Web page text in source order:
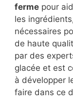
ferme pour
les
nécessaires
de haute
par des
glacée et est
à développer
faire dans ce